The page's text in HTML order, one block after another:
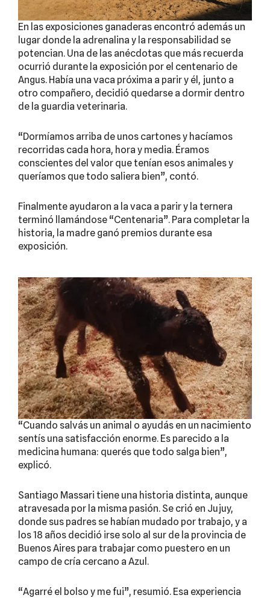
En las exposiciones ganaderas encontró además un
lugar donde la adrenalina y la responsabilidad se
potencian. Una de las anécdotas que más recuerda
ocurrió durante la exposición por el centenario de
Angus. Había una vaca próxima a parir y él, junto a
otro compañero, decidió quedarse a dormir dentro
de la guardia veterinaria.
“Dormíamos arriba de unos cartones y hacíamos
recorridas cada hora, hora y media. Éramos
conscientes del valor que tenían esos animales y
queríamos que todo saliera bien”, contó.
Finalmente ayudaron a la vaca a parir y la ternera
terminó llamándose “Centenaria”. Para completar la
historia, la madre ganó premios durante esa
exposición.
“Cuando salvás un animal o ayudás en un nacimiento
sentís una satisfacción enorme. Es parecido a la
medicina humana: querés que todo salga bien”,
explicó.
Santiago Massari tiene una historia distinta, aunque
atravesada por la misma pasión. Se crió en Jujuy,
donde sus padres se habían mudado por trabajo, y a
los 18 años decidió irse solo al sur de la provincia de
Buenos Aires para trabajar como puestero en un
campo de cría cercano a Azul.
“Agarré el bolso y me fui”, resumió. Esa experiencia